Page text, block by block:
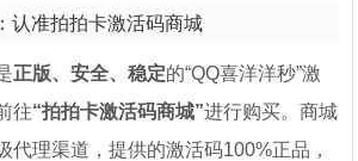
认准拍拍卡激活码商城
正版、安全、稳定的“QQ喜洋洋秒”激
往“拍拍卡激活码商城”进行购买。商城
代理渠道，提供的激活码100%正品，